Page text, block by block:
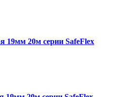
19мм 20м серии SafeFlex